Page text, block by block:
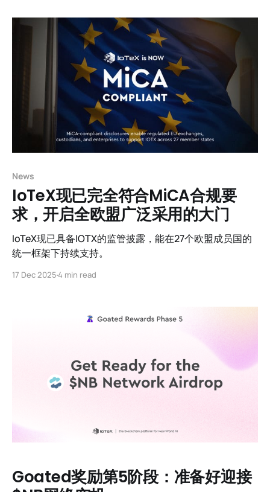
News
IoTeX现已完全符合MiCA合规要
求，开启全欧盟广泛采用的大门
IoTeX现已具备IOTX的监管披露，能在27个欧盟成员国的
统一框架下持续支持。
17 Dec 20254 min read
Goated奖励第5阶段：准备好迎接